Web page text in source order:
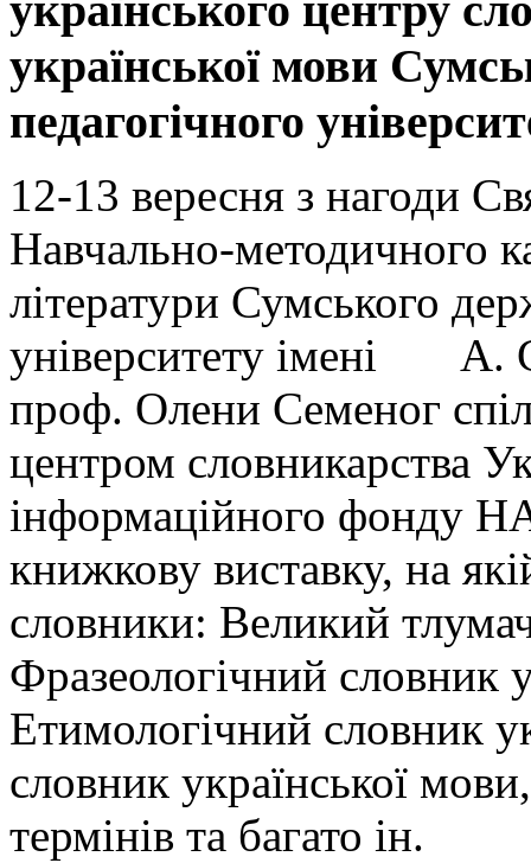
української мови
педагогічного
12-13 вересня з нагоди
Навчально-методичного
літератури Сумського
університету імені А.
проф. Олени Семеног
центром словникарства
інформаційного фонду
книжкову виставку, на
словники: Великий
Фразеологічний словник
Етимологічний словник
словник української
термінів та багато ін.